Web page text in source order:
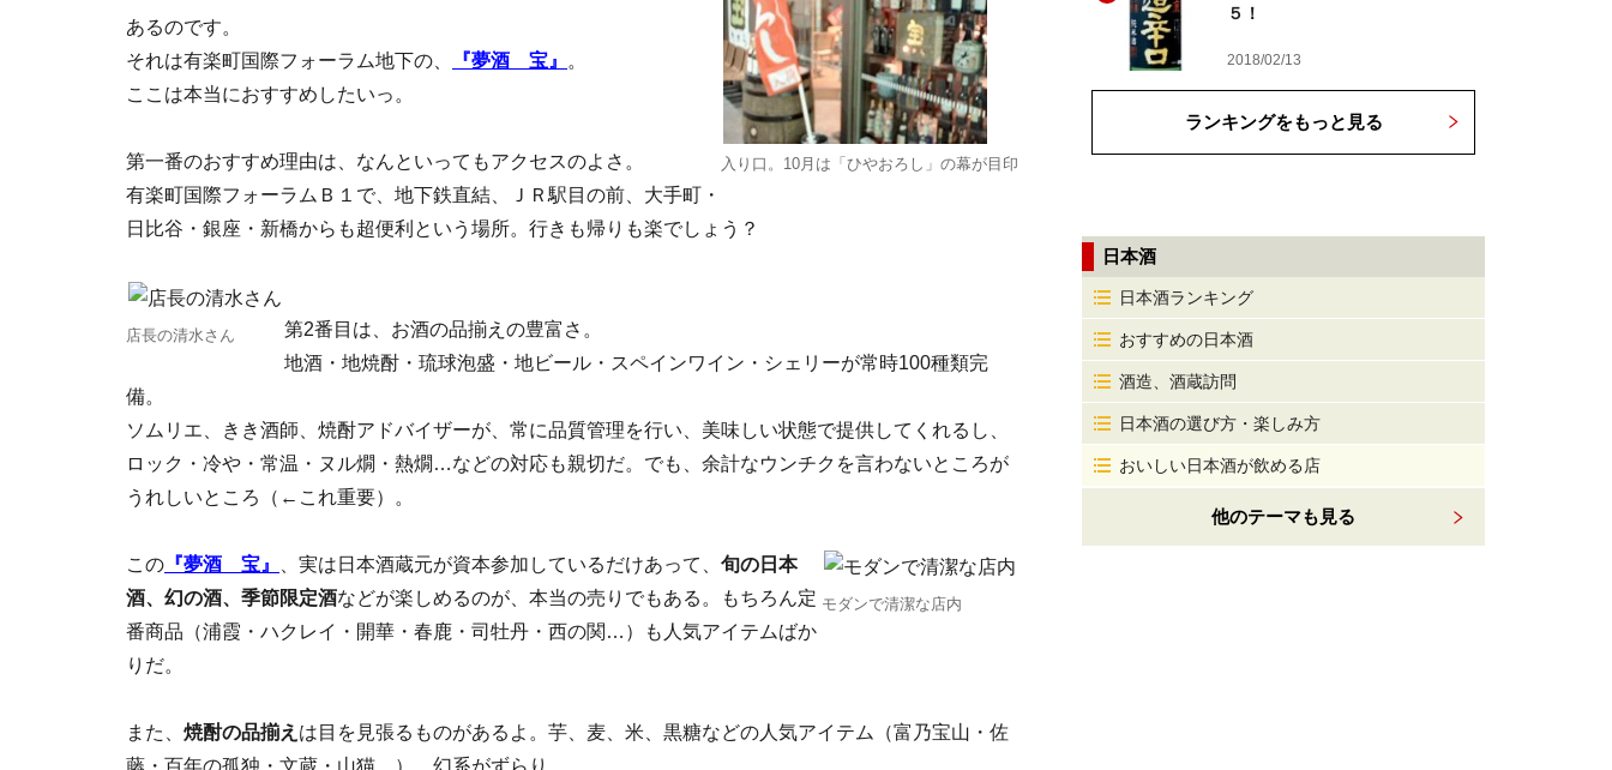
入り口。10月は「ひやおろし」の幕が目印
あるのです。
それは有楽町国際フォーラム地下の、
『夢酒 宝』
。
ここは本当におすすめしたいっ。
第一番のおすすめ理由は、なんといってもアクセスのよさ。
有楽町国際フォーラムＢ１で、地下鉄直結、ＪＲ駅目の前、大手町・
日比谷・銀座・新橋からも超便利という場所。行きも帰りも楽でしょう？
店長の清水さん
第2番目は、お酒の品揃えの豊富さ。
地酒・地焼酎・琉球泡盛・地ビール・スペインワイン・シェリーが常時100種類完
備。
ソムリエ、きき酒師、焼酎アドバイザーが、常に品質管理を行い、美味しい状態で提供してくれるし、
ロック・冷や・常温・ヌル燗・熱燗…などの対応も親切だ。でも、余計なウンチクを言わないところが
うれしいところ（←これ重要）。
モダンで清潔な店内
この 『夢酒 宝』 、実は日本酒蔵元が資本参加しているだけあって、 旬の日本
酒、幻の酒、季節限定酒などが楽しめるのが、本当の売りでもある。もちろん定
番商品（浦霞・ハクレイ・開華・春鹿・司牡丹・西の関…）も人気アイテムばか
りだ。
また、 焼酎の品揃え は目を見張るものがあるよ。芋、麦、米、黒糖などの人気アイテム（富乃宝山・佐
藤・百年の孤独・文蔵・山猫…）、幻系がずらり。
５！
2018/02/13
ランキングをもっと見る
日本酒
日本酒ランキング
おすすめの日本酒
酒造、酒蔵訪問
日本酒の選び方・楽しみ方
おいしい日本酒が飲める店
他のテーマも見る